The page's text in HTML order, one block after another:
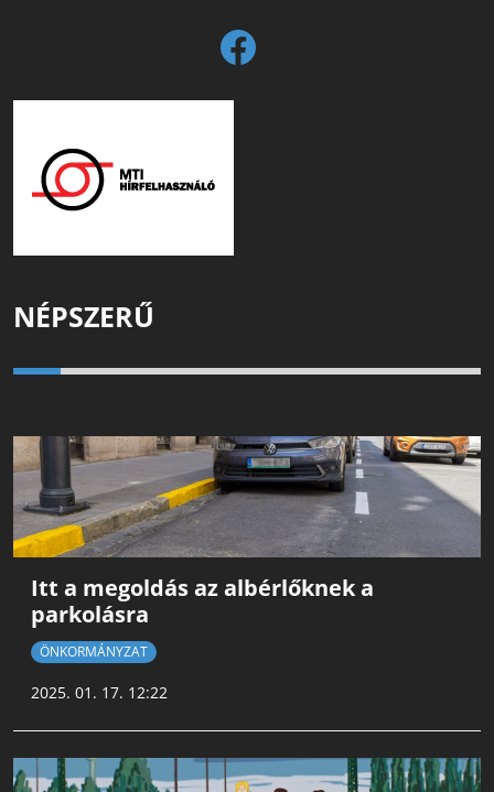
NÉPSZERŰ
Itt a megoldás az albérlőknek a
parkolásra
ÖNKORMÁNYZAT
2025. 01. 17. 12:22